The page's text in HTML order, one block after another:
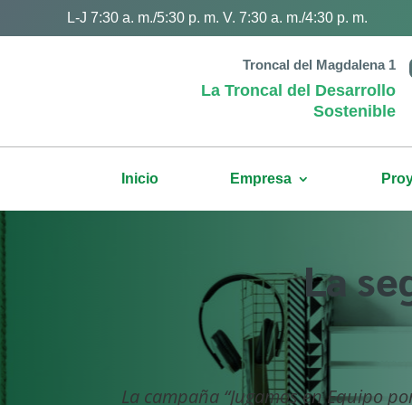
L-J 7:30 a. m./5:30 p. m. V. 7:30 a. m./4:30 p. m.
Troncal del Magdalena 1
La Troncal del Desarrollo
Sostenible
Inicio Empresa
La
La campaña “Jugamos en Equipo